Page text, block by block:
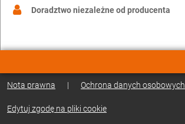
Doradztwo niezależne od producenta
Nota prawna | Ochrona danych osobowych
Edytuj zgodę na pliki cookie